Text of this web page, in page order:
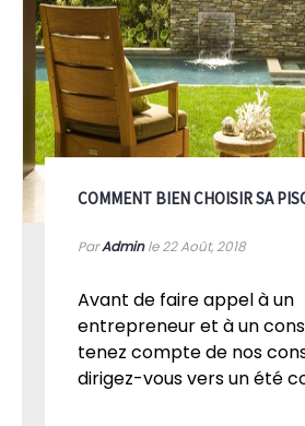
COMMENT BIEN CHOISIR SA
ParAdminle 22Août, 2018
Avant de faire appel à un
entrepreneur et à un
tenez compte de nos
dirigez-vous vers un été